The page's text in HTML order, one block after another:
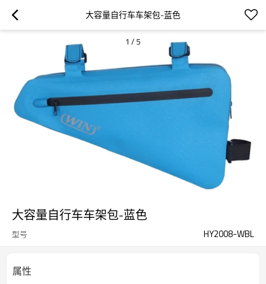
大容量自行车车架包-蓝色
1 / 5
大容量自行车车架包-蓝色
型号 HY2008-WBL
属性